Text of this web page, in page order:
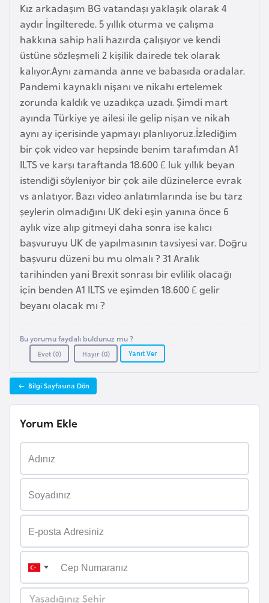
Kız arkadaşım BG vatandaşı yaklaşık olarak 4
aydır İngilterede. 5 yıllık oturma ve çalışma
hakkına sahip hali hazırda çalışıyor ve kendi
üstüne sözleşmeli 2 kişilik dairede tek olarak
kalıyor.Aynı zamanda anne ve babasıda oradalar.
Pandemi kaynaklı nişanı ve nikahı ertelemek
zorunda kaldık ve uzadıkça uzadı. Şimdi mart
ayında Türkiye ye ailesi ile gelip nişan ve nikah
aynı ay içerisinde yapmayı planlıyoruz.İzlediğim
bir çok video var hepsinde benim tarafımdan A1
ILTS ve karşı taraftanda 18.600 £ luk yıllık beyan
istendiği söyleniyor bir çok aile düzinelerce evrak
vs anlatıyor. Bazı video anlatımlarında ise bu tarz
şeylerin olmadığını UK deki eşin yanına önce 6
aylık vize alıp gitmeyi daha sonra ise kalıcı
başvuruyu UK de yapılmasının tavsiyesi var. Doğru
başvuru düzeni bu mu olmalı ? 31 Aralık
tarihinden yani Brexit sonrası bir evlilik olacağı
için benden A1 ILTS ve eşimden 18.600 £ gelir
beyanı olacak mı ?
Bu yorumu faydalı buldunuz mu ?
Evet (0) Hayır (0) Yanıt Ver
Bilgi Sayfasına Dön
Yorum Ekle
Yaşadığınız Şehir
r
C
i
b
u
t
i
Ç
i
n
D
a
n
i
m
a
r
k
D
e
m
o
r
i
K
n